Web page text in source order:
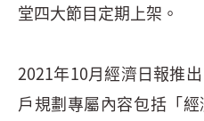
堂四大節目定期上架。
2021年10月經濟日報推
戶規劃專屬內容包括「